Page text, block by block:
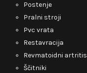
Postenje
Pralni stroji
Pvc vrata
Restavracija
Revmatoidni artritis
Ščitniki